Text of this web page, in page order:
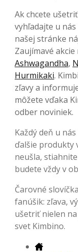
Ak chcete
vyhľadajte u
našej stránke
Zaujímavé
Ashwagandha,
Hurmikaki.
zľavy a
môžete vďaka
odber noviniek.
Každý deň u
ďalšie produkty
neušla,
budete vždy v
Čarovné
fanúšik: zľava,
ušetriť nielen
svet Kimbino.